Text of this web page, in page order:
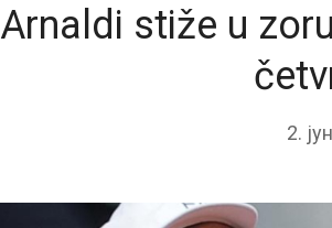
Arnaldi stiže u
2.